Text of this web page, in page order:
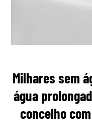
Milhares sem
água
concelho